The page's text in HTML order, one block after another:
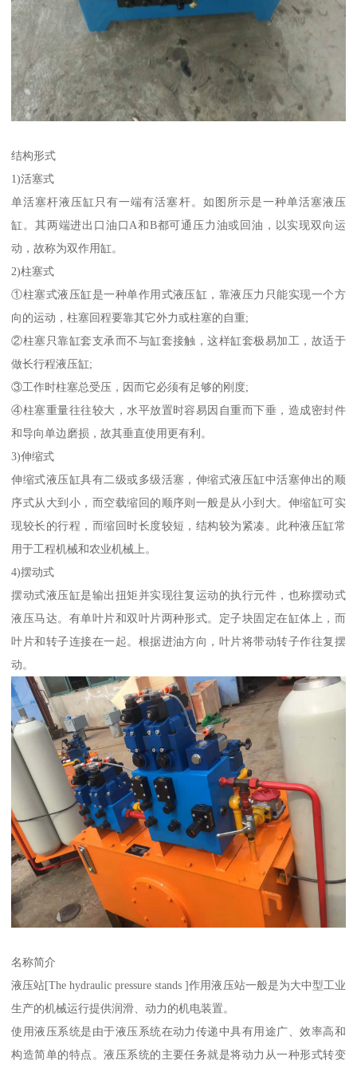
结构形式
1)活塞式
单活塞杆液压缸只有一端有活塞杆。如图所示是一种单活塞液压
缸。其两端进出口油口A和B都可通压力油或回油，以实现双向运
动，故称为双作用缸。
2)柱塞式
①柱塞式液压缸是一种单作用式液压缸，靠液压力只能实现一个方
向的运动，柱塞回程要靠其它外力或柱塞的自重;
②柱塞只靠缸套支承而不与缸套接触，这样缸套极易加工，故适于
做长行程液压缸;
③工作时柱塞总受压，因而它必须有足够的刚度;
④柱塞重量往往较大，水平放置时容易因自重而下垂，造成密封件
和导向单边磨损，故其垂直使用更有利。
3)伸缩式
伸缩式液压缸具有二级或多级活塞，伸缩式液压缸中活塞伸出的顺
序式从大到小，而空载缩回的顺序则一般是从小到大。伸缩缸可实
现较长的行程，而缩回时长度较短，结构较为紧凑。此种液压缸常
用于工程机械和农业机械上。
4)摆动式
摆动式液压缸是输出扭矩并实现往复运动的执行元件，也称摆动式
液压马达。有单叶片和双叶片两种形式。定子块固定在缸体上，而
叶片和转子连接在一起。根据进油方向，叶片将带动转子作往复摆
动。
名称简介
液压站[The hydraulic pressure stands ]作用液压站一般是为大中型工业
生产的机械运行提供润滑、动力的机电装置。
使用液压系统是由于液压系统在动力传递中具有用途广、效率高和
构造简单的特点。液压系统的主要任务就是将动力从一种形式转变